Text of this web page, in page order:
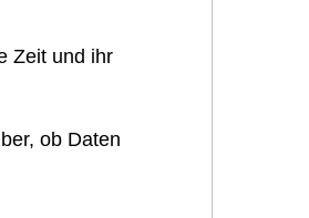
Zeit und ihr
ob Daten